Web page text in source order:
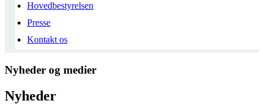
Hovedbestyrelsen
Presse
Kontakt os
Nyheder og medier
Nyheder